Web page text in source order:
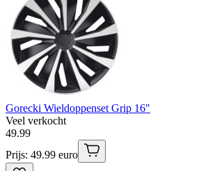
Gorecki Wieldoppenset Grip 16"
Veel verkocht
49.99
Prijs: 49.99 euro